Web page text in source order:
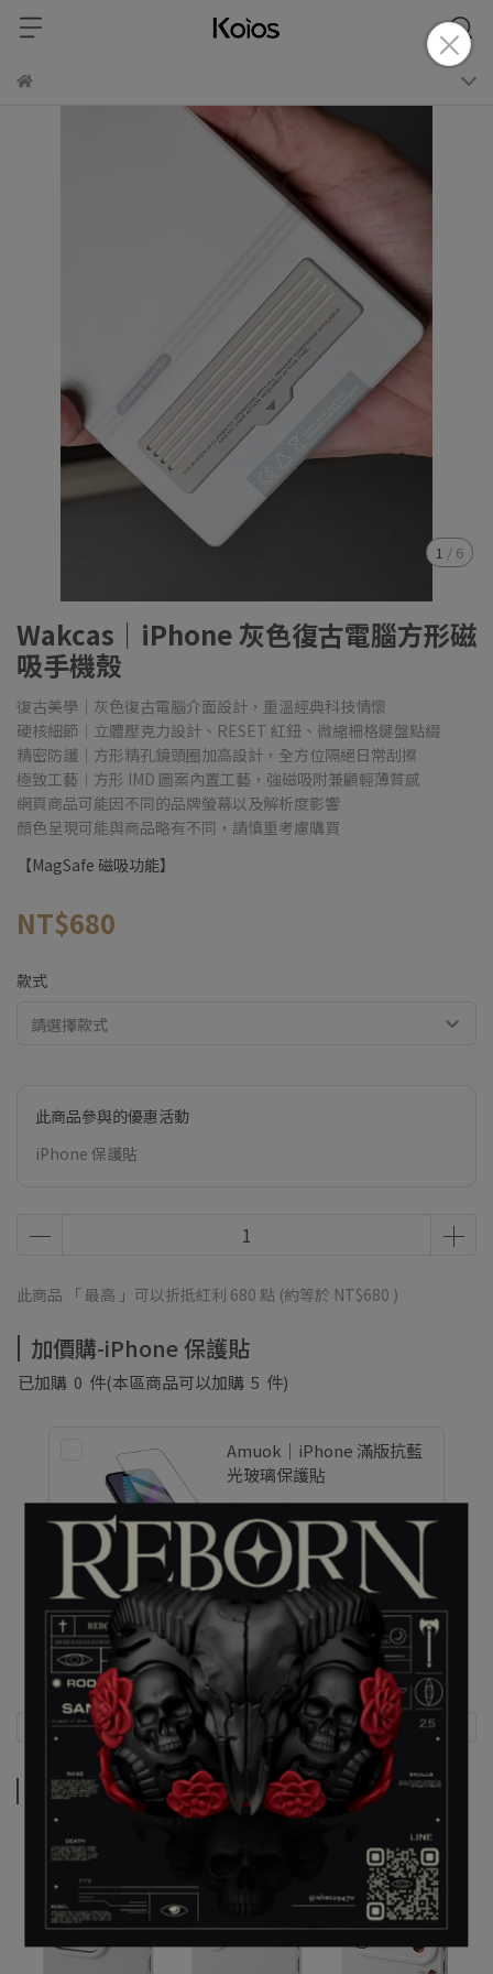
1 / 6
Wakcas｜iPhone 灰色復古電腦方形磁
吸手機殼
復古美學｜灰色復古電腦介面設計，重溫經典科技情懷
硬核細節｜立體壓克力設計、RESET 紅鈕、微縮柵格鍵盤點綴
精密防護｜方形精孔鏡頭圈加高設計，全方位隔絕日常刮擦
極致工藝｜方形 IMD 圖案內置工藝，強磁吸附兼顧輕薄質感
網頁商品可能因不同的品牌螢幕以及解析度影響
顏色呈現可能與商品略有不同，請慎重考慮購買
【MagSafe 磁吸功能】
NT$680
款式
請選擇款式
此商品參與的優惠活動
iPhone 保護貼
此商品 「 最高 」可以折抵紅利 680 點 (約等於 NT$680 )
加價購-iPhone 保護貼
已加購 0 件(本區商品可以加購 5 件)
Amuok｜iPhone 滿版抗藍
光玻璃保護貼
售價NT$690
加價購NT$345
商品介紹
商品介紹